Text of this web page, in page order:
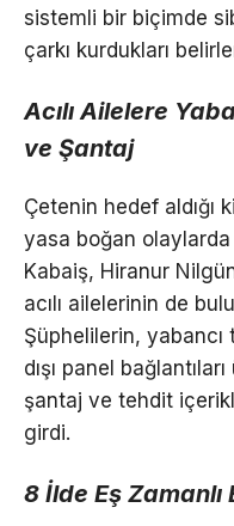
sistemli bir biçimde
çarkı kurdukları
Acılı Ailelere
ve Şantaj
Çetenin hedef aldığı
yasa boğan olaylarda
Kabaiş, Hiranur
acılı ailelerinin de
Şüphelilerin,
dışı panel
şantaj ve tehdit
girdi.
8 İlde Eş